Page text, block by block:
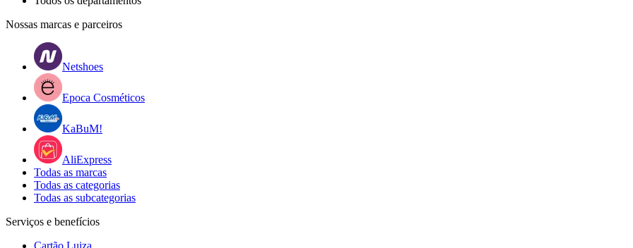
Nossas marcas e parceiros
Netshoes
Epoca Cosméticos
KaBuM!
AliExpress
Todas as marcas
Todas as categorias
Todas as subcategorias
Serviços e benefícios
Cartão Luiza